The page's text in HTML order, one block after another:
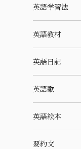
英語学習法
英語教材
英語日記
英語歌
英語絵本
要約文